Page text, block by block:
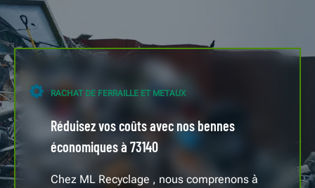
RACHAT DE FERRAILLE ET METAUX
Réduisez vos coûts avec nos bennes
économiques à 73140
Chez ML Recyclage , nous comprenons à